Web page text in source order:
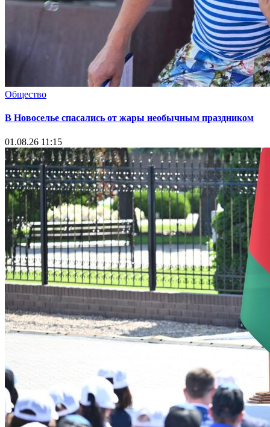
Общество
В Новоселье спасались от жары необычным праздником
01.08.26 11:15